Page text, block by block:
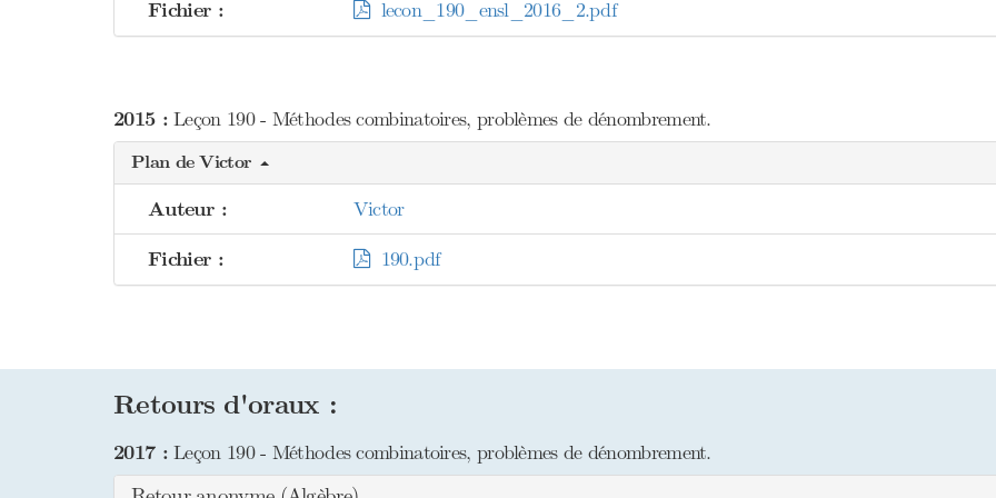
Fichier : lecon_190_ensl_2016_2.pdf
2015 :Leçon 190 - Méthodes combinatoires, problèmes de dénombrement.
Plan de Victor
Auteur : Victor
Fichier : 190.pdf
Retours d'oraux :
2017 :Leçon 190 - Méthodes combinatoires, problèmes de dénombrement.